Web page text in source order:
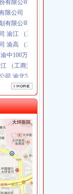
限公司
有限公司
渝江 （工商注册）
渝高 （工商注册）
中100万 （工商注册）
（工商注册）
司 渝北50万 （工商注册）
渝中100万 （进出口权
中500万 （进出口权）
限公司 渝大10万 （工商
有限公司重庆分公司 渝
重庆列表网
需要那些手续-淮安市地